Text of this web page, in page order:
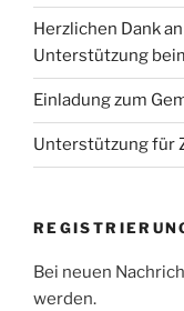
Herzlichen Dank
Unterstützung
Einladung zum
Unterstützung für
Bei neuen
werden.